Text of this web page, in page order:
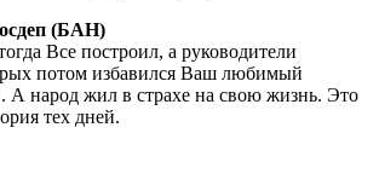
(БАН)
Все построил, а руководители
потом избавился Ваш любимый
А народ жил в страхе на свою жизнь. Это
тех дней.